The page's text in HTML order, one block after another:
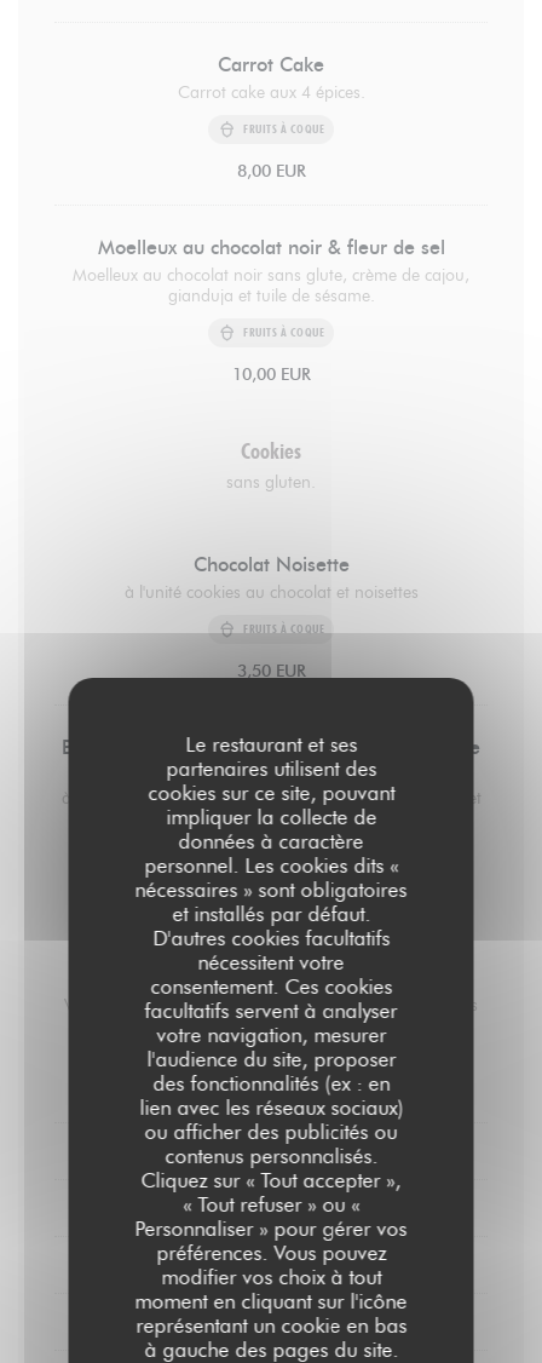
Le restaurant et ses
partenaires utilisent des
cookies sur ce site, pouvant
impliquer la collecte de
données à caractère
personnel. Les cookies dits «
nécessaires » sont obligatoires
et installés par défaut.
D'autres cookies facultatifs
nécessitent votre
consentement. Ces cookies
facultatifs servent à analyser
votre navigation, mesurer
l'audience du site, proposer
des fonctionnalités (ex : en
lien avec les réseaux sociaux)
ou afficher des publicités ou
contenus personnalisés.
Cliquez sur « Tout accepter »,
« Tout refuser » ou «
Personnaliser » pour gérer vos
préférences. Vous pouvez
modifier vos choix à tout
moment en cliquant sur l'icône
représentant un cookie en bas
à gauche des pages du site.
Carrot Cake
Carrot cake aux 4 épices.
FRUITS À COQUE
8,00 EUR
Moelleux au chocolat noir & fleur de sel
Moelleux au chocolat noir sans glute, crème de cajou,
gianduja et tuile de sésame.
FRUITS À COQUE
10,00 EUR
Cookies
sans gluten.
Chocolat Noisette
à l'unité cookies au chocolat et noisettes
FRUITS À COQUE
3,50 EUR
Beurre de Cacahuète, Chocolat Noir et Fleur de
Sel
à l'unité cookies au beurre de cacahuète, chocolat noir et
fleur de sel. 3,5€
3,50 EUR
Carte des Vins
Vins Biologiques / Vendanges Manuelles / Sans Produits
Chimiques / Sans Filtrage.
VINS ROUGES
VIN ROSÉ
VIN BLANCS
PROSECCO
CHAMPAGNE